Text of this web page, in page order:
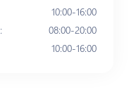
10:00-16:00
:
08:00-20:00
10:00-16:00